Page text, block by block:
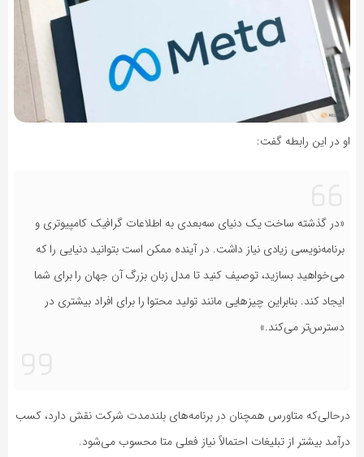
او در این رابطه گفت:
«در گذشته ساخت یک دنیای سه‌بعدی به اطلاعات گرافیک کامپیوتری و
برنامه‌نویسی زیادی نیاز داشت. در آینده ممکن است بتوانید دنیایی را که
می‌خواهید بسازید، توصیف کنید تا مدل زبان بزرگ آن جهان را برای شما
ایجاد کند. بنابراین چیزهایی مانند تولید محتوا را برای افراد بیشتری در
دسترس‌تر می‌کند.»
درحالی‌که متاورس همچنان در برنامه‌های بلندمدت شرکت نقش دارد، کسب
درآمد بیشتر از تبلیغات احتمالاً نیاز فعلی متا محسوب می‌شود.